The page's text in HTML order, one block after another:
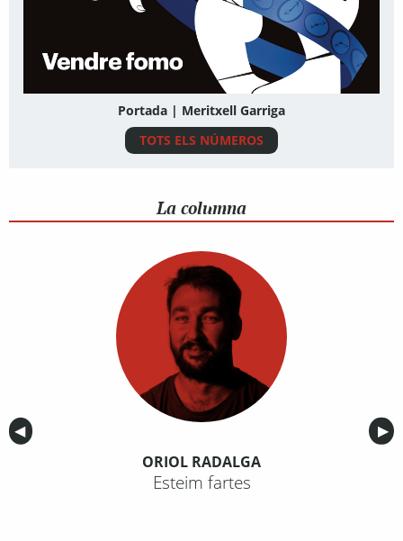
Portada | Meritxell Garriga
TOTS ELS NÚMEROS
La columna
Anterior
◀︎ ▶︎
ORIOL RADALGA
Esteim fartes